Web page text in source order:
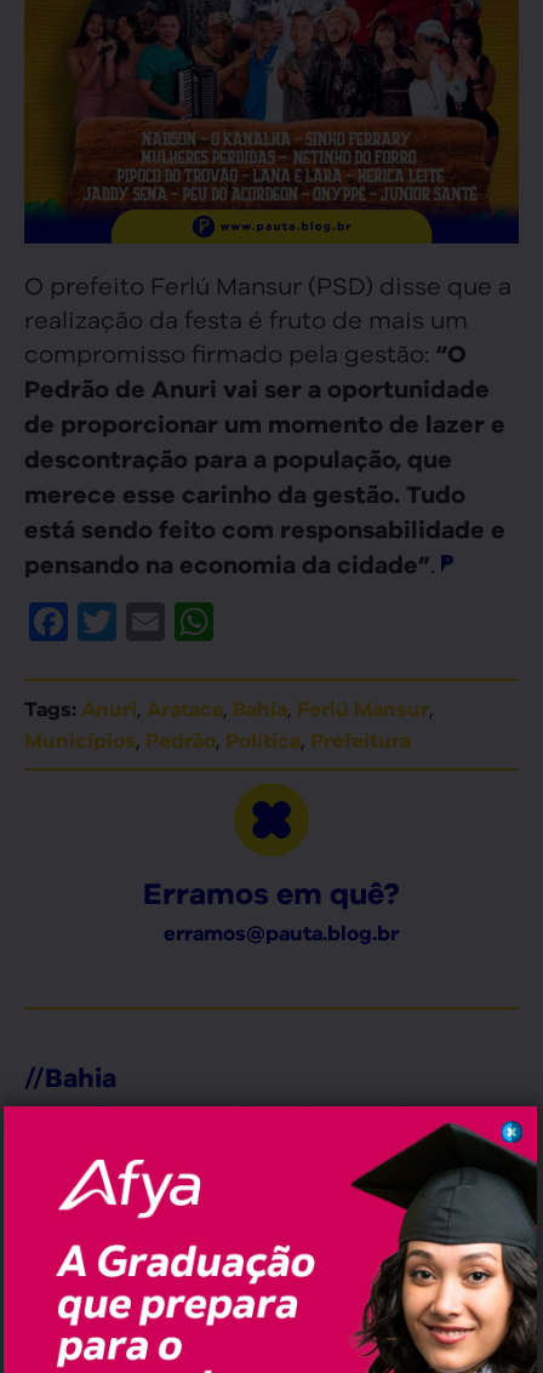
O prefeito Ferlú Mansur (PSD) disse que a
realização da festa é fruto de mais um
compromisso firmado pela gestão: “O
Pedrão de Anuri vai ser a oportunidade
de proporcionar um momento de lazer e
descontração para a população, que
merece esse carinho da gestão. Tudo
está sendo feito com responsabilidade e
pensando na economia da cidade”.
Facebook
Twitter
Email
Tags: Anuri, Arataca, Bahia, Ferlú Mansur,
Municípios, Pedrão, Política, Prefeitura
Erramos em quê?
erramos@pauta.blog.br
//Bahia
Prefeito Ferlú vai realizar mais um
grande evento em Arataca; Pedrão de
Anuri começa na nesta sexta